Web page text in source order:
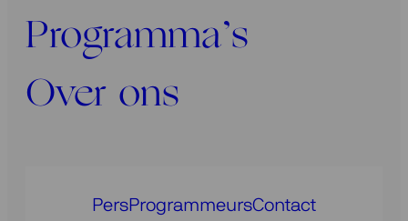
Programma’s
Over ons
PersProgrammeursContact